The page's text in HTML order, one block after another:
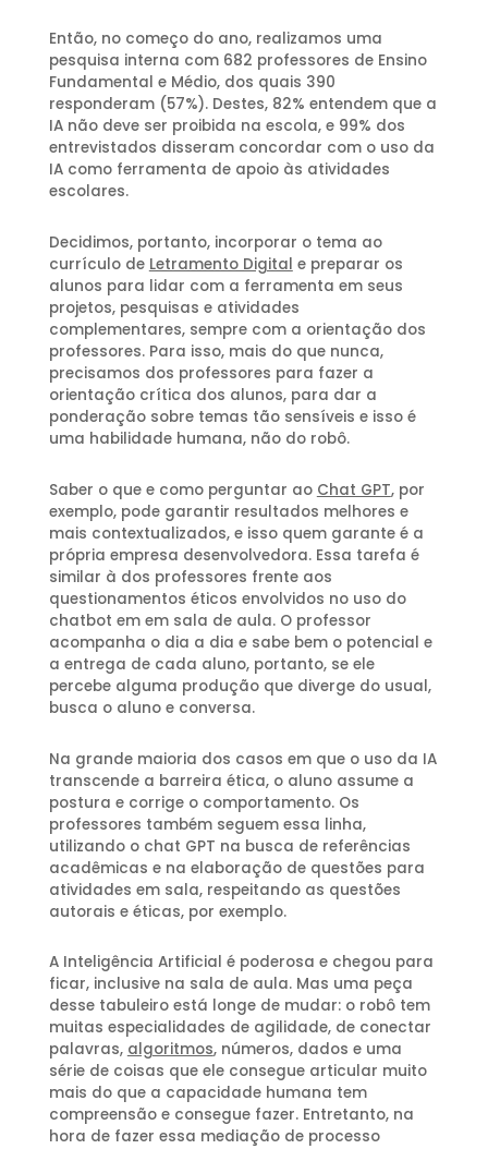
Então, no começo do ano, realizamos uma
pesquisa interna com 682 professores de Ensino
Fundamental e Médio, dos quais 390
responderam (57%). Destes, 82% entendem que a
IA não deve ser proibida na escola, e 99% dos
entrevistados disseram concordar com o uso da
IA como ferramenta de apoio às atividades
escolares.
Decidimos, portanto, incorporar o tema ao
currículo de Letramento Digital e preparar os
alunos para lidar com a ferramenta em seus
projetos, pesquisas e atividades
complementares, sempre com a orientação dos
professores. Para isso, mais do que nunca,
precisamos dos professores para fazer a
orientação crítica dos alunos, para dar a
ponderação sobre temas tão sensíveis e isso é
uma habilidade humana, não do robô.
Saber o que e como perguntar ao Chat GPT, por
exemplo, pode garantir resultados melhores e
mais contextualizados, e isso quem garante é a
própria empresa desenvolvedora. Essa tarefa é
similar à dos professores frente aos
questionamentos éticos envolvidos no uso do
chatbot em em sala de aula. O professor
acompanha o dia a dia e sabe bem o potencial e
a entrega de cada aluno, portanto, se ele
percebe alguma produção que diverge do usual,
busca o aluno e conversa.
Na grande maioria dos casos em que o uso da IA
transcende a barreira ética, o aluno assume a
postura e corrige o comportamento. Os
professores também seguem essa linha,
utilizando o chat GPT na busca de referências
acadêmicas e na elaboração de questões para
atividades em sala, respeitando as questões
autorais e éticas, por exemplo.
A Inteligência Artificial é poderosa e chegou para
ficar, inclusive na sala de aula. Mas uma peça
desse tabuleiro está longe de mudar: o robô tem
muitas especialidades de agilidade, de conectar
palavras, algoritmos, números, dados e uma
série de coisas que ele consegue articular muito
mais do que a capacidade humana tem
compreensão e consegue fazer. Entretanto, na
hora de fazer essa mediação de processo